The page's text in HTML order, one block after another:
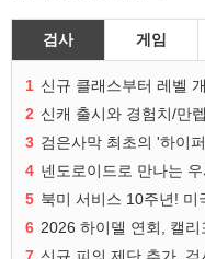
검사 게임
1
2 신캐 출시와 경험치/만
3 검은사막 최초의 '하이
4
5 북미 서비스 10주년! 미
6 2026 하이델 연회, 캘리